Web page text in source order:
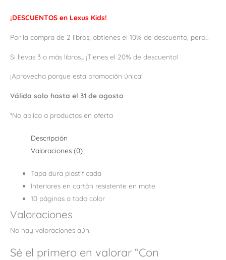
¡DESCUENTOS en Lexus Kids!
Por la compra de 2 libros, obtienes el 10% de descuento, pero...
Si llevas 3 o más libros... ¡Tienes el 20% de descuento!
¡Aprovecha porque esta promoción única!
Válida solo hasta el 31 de agosto
*No aplica a productos en oferta
Descripción
Valoraciones (0)
Tapa dura plastificada
Interiores en cartón resistente en mate
10 páginas a todo color
Valoraciones
No hay valoraciones aún.
Sé el primero en valorar “Con